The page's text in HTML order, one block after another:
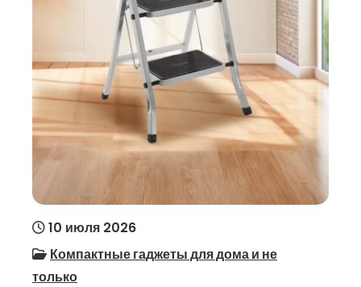
10 июля 2026
Компактные гаджеты для дома и не
только